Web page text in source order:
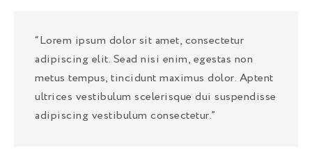
“Lorem ipsum dolor sit amet, consectetur
adipiscing elit. Sead nisi enim, egestas non
metus tempus, tincidunt maximus dolor. Aptent
ultrices vestibulum scelerisque dui suspendisse
adipiscing vestibulum consectetur.”